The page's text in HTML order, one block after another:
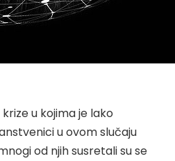
u kojima je lako
u ovom slučaju
od njih susretali su se